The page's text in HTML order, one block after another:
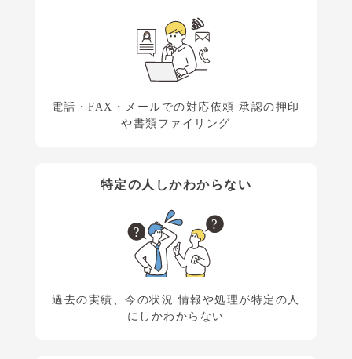
電話・FAX・メールでの対応依頼 承認の押印
や書類ファイリング
特定の人しかわからない
過去の実績、今の状況 情報や処理が特定の人
にしかわからない